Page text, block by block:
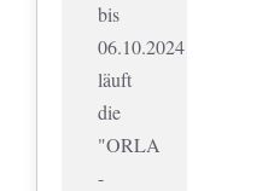
bis
06.10.2024
läuft
die
"ORLA
-